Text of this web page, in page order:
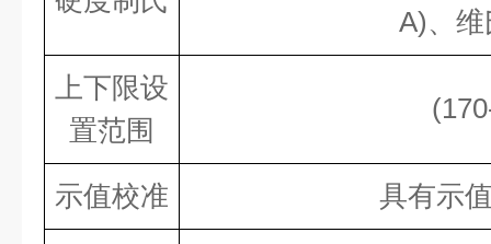
A)、
上下限设
置范围
示值校准
具有示